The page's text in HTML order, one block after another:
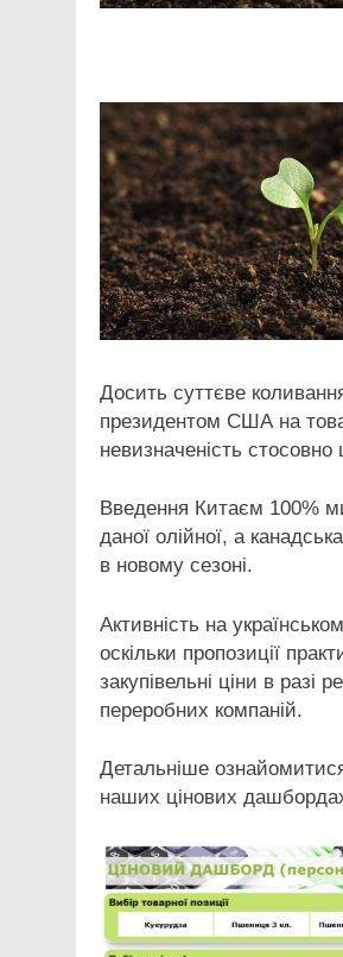
Досить суттєве
президентом США на
невизначеність стосовно
Введення Китаєм 100%
даної олійної, а
в новому сезоні.
Активність на
оскільки пропозиції
закупівельні ціни в разі
переробних компаній.
Детальніше
наших цінових